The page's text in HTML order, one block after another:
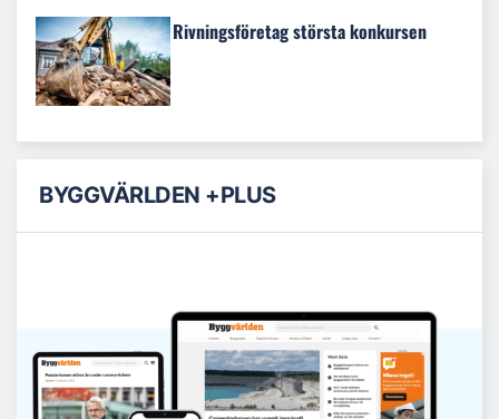
Rivningsföretag största konkursen
BYGGVÄRLDEN +PLUS